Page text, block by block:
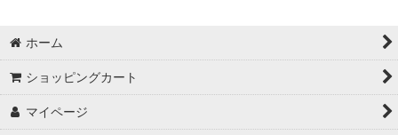
ホーム
ショッピングカート
マイページ